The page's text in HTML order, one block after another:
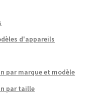
d'appareils
par marque et modèle
par taille